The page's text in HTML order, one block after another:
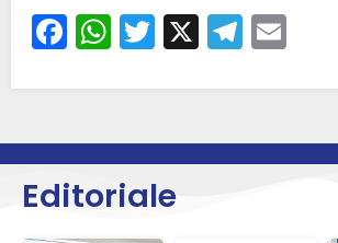
Facebook
WhatsApp
Twitter
X
Editoriale